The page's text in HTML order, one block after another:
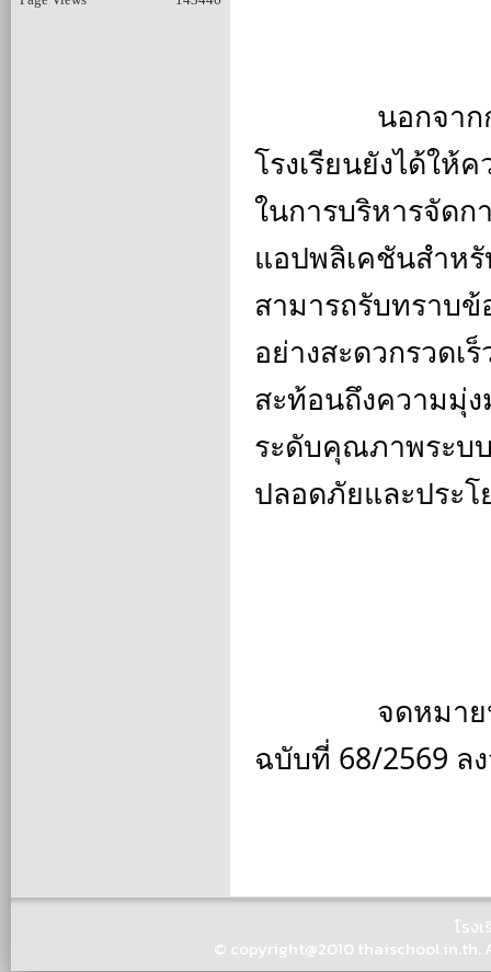
โรงเรียนยังได้ให้
ในการบริหารจัดก
แอปพลิเคชันสำหรั
สามารถรับทราบ
อย่างสะดวกรวดเ
สะท้อนถึงความมุ่
ระดับคุณภาพระบ
ปลอดภัยและประ
ฉบับที่ 68/2569 ล
โรง
© copyright@2010 thaischool.in.th.